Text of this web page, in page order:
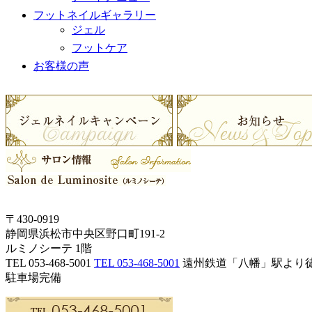
フットネイルギャラリー
ジェル
フットケア
お客様の声
〒430-0919
静岡県浜松市中央区野口町191-2
ルミノシーテ 1階
TEL 053-468-5001 TEL 053-468-5001 遠州鉄道「八幡」駅より
駐車場完備